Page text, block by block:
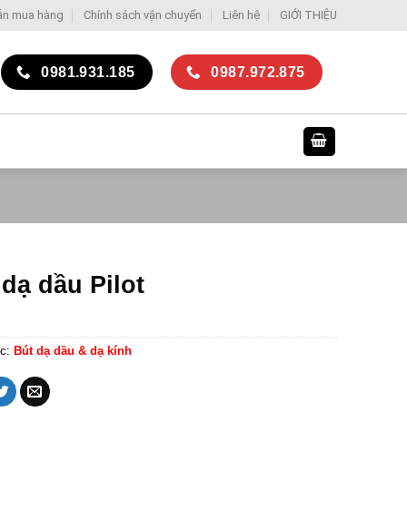
mua hàng Chính sách vận chuyển Liên hệ GIỚI THIỆU
0981.931.185 0987.972.875
dầu Pilot
Bút dạ dầu & dạ kính